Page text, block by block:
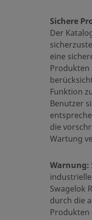
Körperwerkstoff
Reinigungsverfahren
Größe Verbindung 1
Typ Verbindung 1
Größe Verbindung 2
Typ Verbindung 2
Durchflusswiderstand
UNSPSC (10.0)
UNSPSC (11.0501)
UNSPSC (13.0601)
Sichere
Der
eine
Produkten
Funktion
Benutzer
die
Wartung
Warnung:
Swagelok
durch die
Produkten